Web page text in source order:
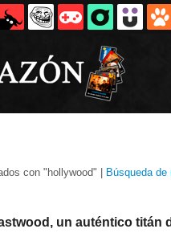
con "hollywood" | Búsqueda de
un auténtico titán